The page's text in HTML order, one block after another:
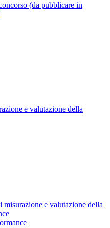
(da pubblicare in
e valutazione della
misurazione e valutazione della